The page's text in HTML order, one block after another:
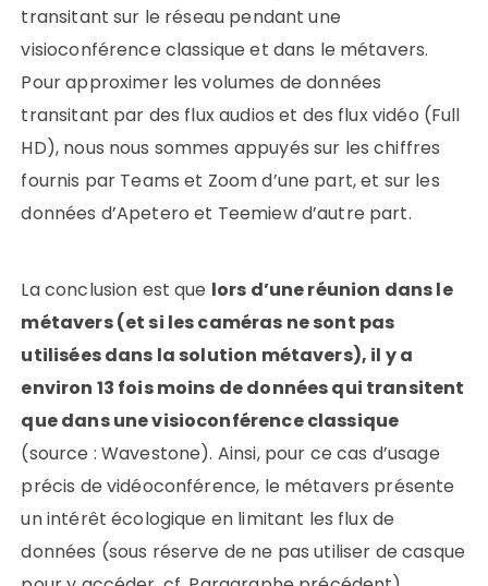
transitant sur le réseau pendant une
visioconférence classique et dans le métavers.
Pour approximer les volumes de données
transitant par des flux audios et des flux vidéo (Full
HD), nous nous sommes appuyés sur les chiffres
fournis par Teams et Zoom d’une part, et sur les
données d’Apetero et Teemiew d’autre part.
La conclusion est que lors d’une réunion dans le
métavers (et si les caméras ne sont pas
utilisées dans la solution métavers), il y a
environ 13 fois moins de données qui transitent
que dans une visioconférence classique
(source : Wavestone). Ainsi, pour ce cas d’usage
précis de vidéoconférence, le métavers présente
un intérêt écologique en limitant les flux de
données (sous réserve de ne pas utiliser de casque